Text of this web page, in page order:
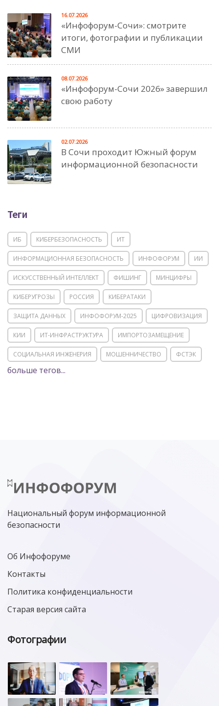
«Инфофорум-Сочи»: смотрите
итоги, фотографии и публикации
СМИ
16.07.2026
«Инфофорум-Сочи 2026» завершил
свою работу
08.07.2026
В Сочи проходит Южный форум
информационной безопасности
02.07.2026
Теги
ИБ КИБЕРБЕЗОПАСНОСТЬ ИТ
ИНФОРМАЦИОННАЯ БЕЗОПАСНОСТЬ ИНФОФОРУМ ИИ
ИСКУССТВЕННЫЙ ИНТЕЛЛЕКТ ФИШИНГ МИНЦИФРЫ
КИБЕРУГРОЗЫ РОССИЯ КИБЕРАТАКИ
ЗАЩИТА ДАННЫХ ИНФОФОРУМ-2025 ЦИФРОВИЗАЦИЯ
КИИ ИТ-ИНФРАСТРУКТУРА ИМПОРТОЗАМЕЩЕНИЕ
СОЦИАЛЬНАЯ ИНЖЕНЕРИЯ МОШЕННИЧЕСТВО ФСТЭК
POSITIVE TECHNOLOGIES
МИНЦИФРЫ РОССИИ NGFW
больше тегов...
Национальный форум информационной
безопасности
Об Инфофоруме
Контакты
Политика конфиденциальности
Старая версия сайта
Фотографии